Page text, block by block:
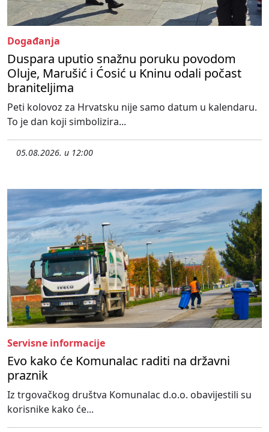
Događanja
Duspara uputio snažnu poruku povodom
Oluje, Marušić i Ćosić u Kninu odali počast
braniteljima
Peti kolovoz za Hrvatsku nije samo datum u kalendaru.
To je dan koji simbolizira...
05.08.2026. u 12:00
Servisne informacije
Evo kako će Komunalac raditi na državni
praznik
Iz trgovačkog društva Komunalac d.o.o. obavijestili su
korisnike kako će...